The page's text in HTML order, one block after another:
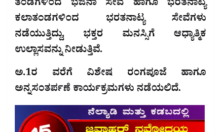
ತಂಡಗಳಿಂದ ಭಜನಾ ಸೇವೆ ಹಾಗೂ ಭರತನಾಟ್ಯ
ಕಲಾತಂಡಗಳಿಂದ ಭರತನಾಟ್ಯ ಸೇವೆಗಳು
ನಡೆಯುತ್ತಿದ್ದು, ಭಕ್ತರ ಮನಸ್ಸಿಗೆ ಆಧ್ಯಾತ್ಮಿಕ
ಉಲ್ಲಾಸವನ್ನು ನೀಡುತ್ತಿವೆ.
ಅ.1ರ ವರೆಗೆ ವಿಶೇಷ ರಂಗಪೂಜೆ ಹಾಗೂ
ಅನ್ನಸಂತರ್ಪಣೆ ಕಾರ್ಯಕ್ರಮಗಳು ನಡೆಯಲಿದೆ.